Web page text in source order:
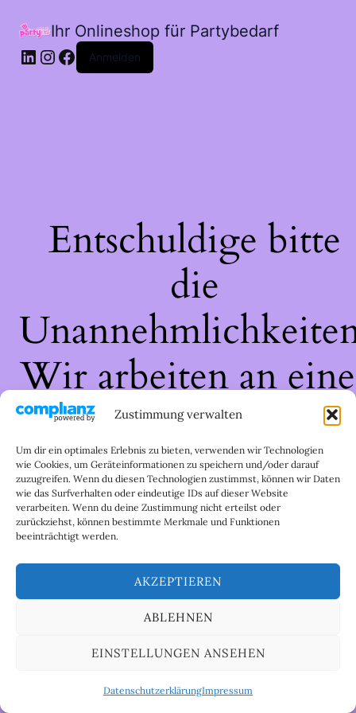
Zustimmung verwalten
Um dir ein optimales Erlebnis zu bieten, verwenden wir Technologien
wie Cookies, um Geräteinformationen zu speichern und/oder darauf
zuzugreifen. Wenn du diesen Technologien zustimmst, können wir Daten
wie das Surfverhalten oder eindeutige IDs auf dieser Website
verarbeiten. Wenn du deine Zustimmung nicht erteilst oder
zurückziehst, können bestimmte Merkmale und Funktionen
beeinträchtigt werden.
AKZEPTIEREN
ABLEHNEN
EINSTELLUNGEN ANSEHEN
DatenschutzerklärungImpressum
Ihr Onlineshop für Partybedarf
LinkedIn
Instagram
Facebook
Anmelden
Entschuldige bitte
die
Wir arbeiten an
großartigen Sache
schau bald wieder
vorbei!